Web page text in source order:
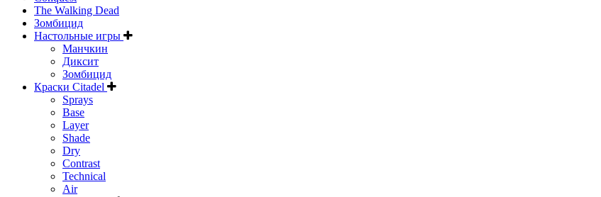
The Walking Dead
Зомбицид
Настольные игры
Манчкин
Диксит
Зомбицид
Краски Citadel
Sprays
Base
Layer
Shade
Dry
Contrast
Technical
Air